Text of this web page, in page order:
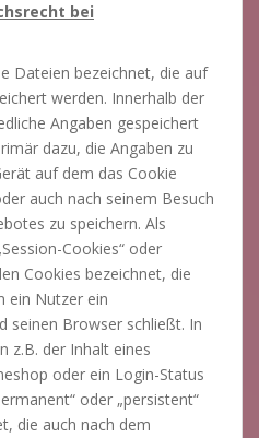
bei
Dateien bezeichnet, die auf
werden. Innerhalb der
Angaben gespeichert
dazu, die Angaben zu
auf dem das Cookie
auch nach seinem Besuch
zu speichern. Als
Cookies“ oder
Cookies bezeichnet, die
ein Nutzer ein
seinen Browser schließt. In
z.B. der Inhalt eines
oder ein Login-Status
oder „persistent“
die auch nach dem